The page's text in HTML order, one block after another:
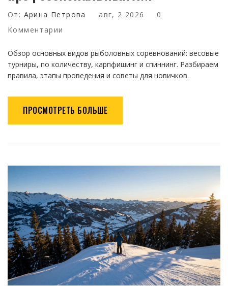
От: Арина Петрова авг, 2 2026
0
Комментарии
Обзор основных видов рыболовных соревнований: весовые
турниры, по количеству, карпфишинг и спиннинг. Разбираем
правила, этапы проведения и советы для новичков.
ПРОСМОТРЕТЬ БОЛЬШЕ